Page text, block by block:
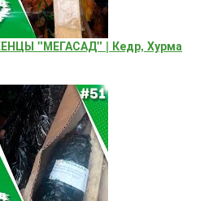
"МЕГАСАД" | Кедр, Хурма